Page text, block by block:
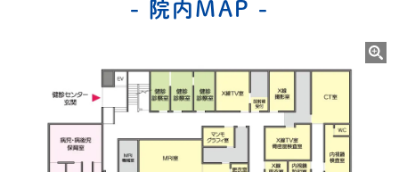
- 院内MAP -